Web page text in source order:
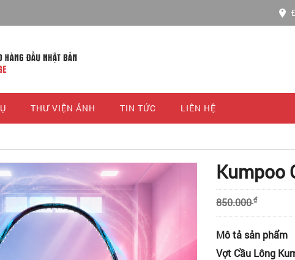
THƯ VIỆN ẢNH TIN TỨC LIÊN HỆ
Kumpoo
850.000 ₫
Mô tả sản phẩm
Vợt Cầu Lông